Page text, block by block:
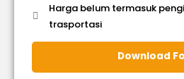
Harga belum termasuk
trasportasi
Download